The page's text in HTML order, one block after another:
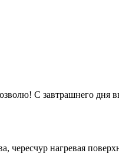
С завтрашнего дня
чересчур нагревая